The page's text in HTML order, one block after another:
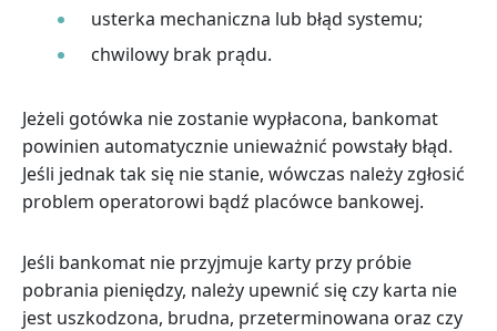
usterka mechaniczna lub błąd systemu;
chwilowy brak prądu.
Jeżeli gotówka nie zostanie wypłacona, bankomat
powinien automatycznie unieważnić powstały błąd.
Jeśli jednak tak się nie stanie, wówczas należy zgłosić
problem operatorowi bądź placówce bankowej.
Jeśli bankomat nie przyjmuje karty przy próbie
pobrania pieniędzy, należy upewnić się czy karta nie
jest uszkodzona, brudna, przeterminowana oraz czy